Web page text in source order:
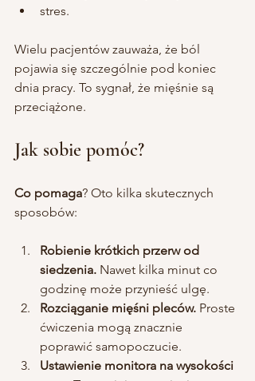
stres.
Wielu pacjentów zauważa, że ból
pojawia się szczególnie pod koniec
dnia pracy. To sygnał, że mięśnie są
przeciążone.
Jak sobie pomóc?
Co pomaga? Oto kilka skutecznych
sposobów:
Robienie krótkich przerw od
siedzenia. Nawet kilka minut co
godzinę może przynieść ulgę.
Rozciąganie mięśni pleców. Proste
ćwiczenia mogą znacznie
poprawić samopoczucie.
Ustawienie monitora na wysokości